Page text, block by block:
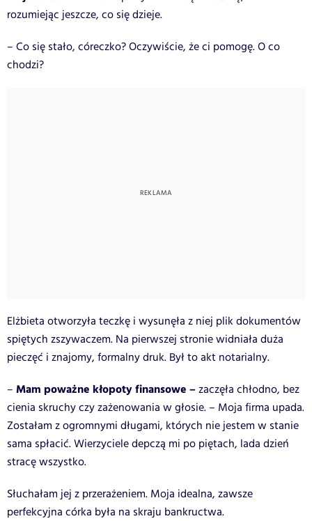
rozumiejąc jeszcze, co się dzieje.
– Co się stało, córeczko? Oczywiście, że ci pomogę. O co
chodzi?
Elżbieta otworzyła teczkę i wysunęła z niej plik dokumentów
spiętych zszywaczem. Na pierwszej stronie widniała duża
pieczęć i znajomy, formalny druk. Był to akt notarialny.
– Mam poważne kłopoty finansowe –zaczęła chłodno, bez
cienia skruchy czy zażenowania w głosie. – Moja firma upada.
Zostałam z ogromnymi długami, których nie jestem w stanie
sama spłacić. Wierzyciele depczą mi po piętach, lada dzień
stracę wszystko.
Słuchałam jej z przerażeniem. Moja idealna, zawsze
perfekcyjna córka była na skraju bankructwa.